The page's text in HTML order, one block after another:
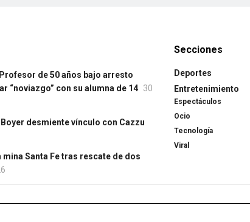
de 50 años bajo arresto
“noviazgo” con su alumna de 14 30
desmiente vínculo con Cazzu
Santa Fe tras rescate de dos
Secciones
Deportes
Entretenimiento
Espectáculos
Ocio
Tecnología
Viral